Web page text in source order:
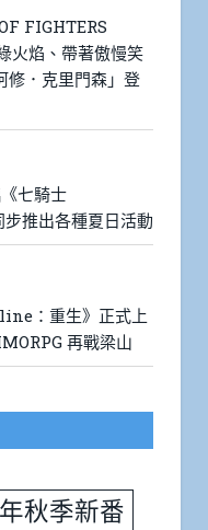
FIGHTERS
火焰、帶著傲慢笑
修．克里門森」登
七騎士
推出各種夏日活動
：重生》正式上
再戰梁山
秋季新番